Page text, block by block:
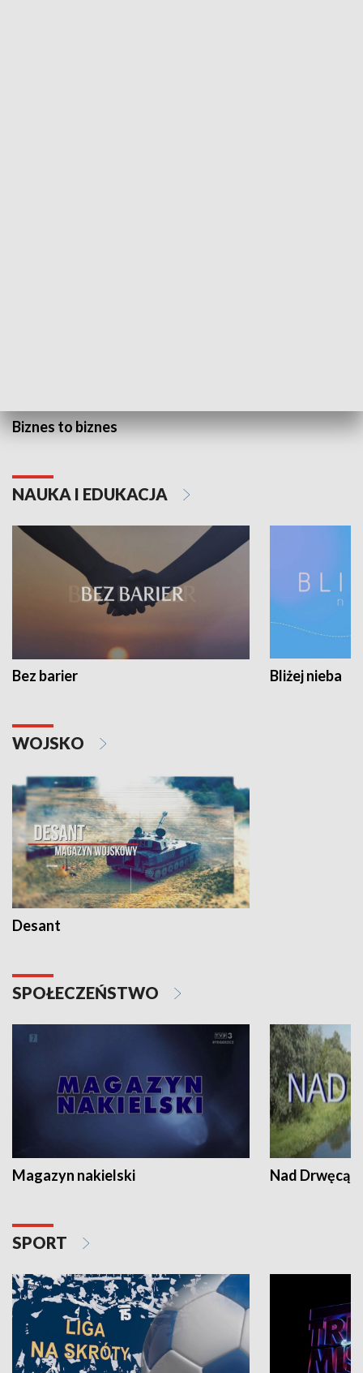
Biznes to biznes
NAUKA I EDUKACJA
Bez barier Bliżej nieba
WOJSKO
Desant
SPOŁECZEŃSTWO
Magazyn nakielski Nad Drwęcą
SPORT